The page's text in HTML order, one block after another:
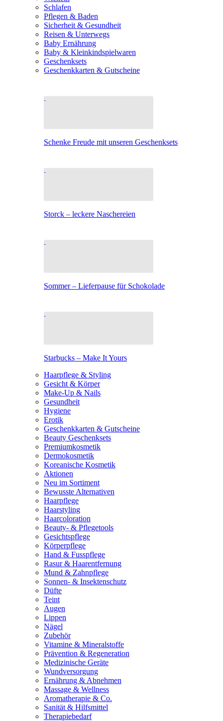
Schlafen
Pflegen & Baden
Sicherheit & Gesundheit
Reisen & Unterwegs
Baby Ernährung
Baby & Kleinkindspielwaren
Geschenksets
Geschenkkarten & Gutscheine
Schenke Freude mit unseren Geschenksets
Storck – leckere Naschereien
Sommer – Lieferpause für Schokolade
Starbucks – Make It Yours
Haarpflege & Styling
Gesicht & Körper
Make-Up & Nails
Gesundheit
Hygiene
Erotik
Geschenkkarten & Gutscheine
Beauty Geschenksets
Premiumkosmetik
Dermokosmetik
Koreanische Kosmetik
Aktionen
Neu im Sortiment
Bewusste Alternativen
Haarpflege
Haarstyling
Haarcoloration
Beauty- & Pflegetools
Gesichtspflege
Körperpflege
Hand & Fusspflege
Rasur & Haarentfernung
Mund & Zahnpflege
Sonnen- & Insektenschutz
Düfte
Teint
Augen
Lippen
Nägel
Zubehör
Vitamine & Mineralstoffe
Prävention & Regeneration
Medizinische Geräte
Wundversorgung
Ernährung & Abnehmen
Massage & Wellness
Aromatherapie & Co.
Sanität & Hilfsmittel
Therapiebedarf